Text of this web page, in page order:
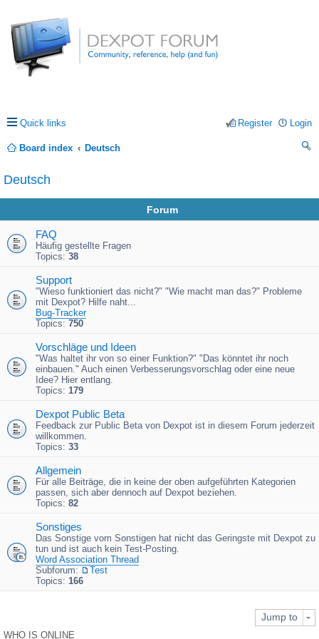
Quick links Login
Register
Board index
Deutsch
Deutsch
Forum
FAQ
Häufig gestellte Fragen
Topics: 38
Support
"Wieso funktioniert das nicht?" "Wie macht man das?" Probleme
mit Dexpot? Hilfe naht...
Bug-Tracker
Topics: 750
Vorschläge und Ideen
"Was haltet ihr von so einer Funktion?" "Das könntet ihr noch
einbauen." Auch einen Verbesserungsvorschlag oder eine neue
Idee? Hier entlang.
Topics: 179
Dexpot Public Beta
Feedback zur Public Beta von Dexpot ist in diesem Forum jederzeit
willkommen.
Topics: 33
Allgemein
Für alle Beiträge, die in keine der oben aufgeführten Kategorien
passen, sich aber dennoch auf Dexpot beziehen.
Topics: 82
Sonstiges
Das Sonstige vom Sonstigen hat nicht das Geringste mit Dexpot zu
tun und ist auch kein Test-Posting.
Word Association Thread
Subforum:
Test
Topics: 166
Jump to
WHO IS ONLINE